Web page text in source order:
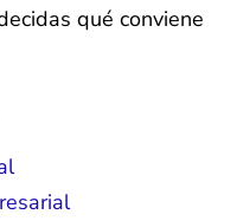
qué conviene